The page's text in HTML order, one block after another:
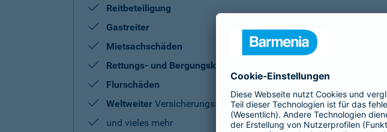
Reitbeteiligung
Gastreiter
Mietsachschäden
Rettungs- und Bergungskosten
Flurschäden
Weltweiter Versicherungsschutz
und vieles mehr